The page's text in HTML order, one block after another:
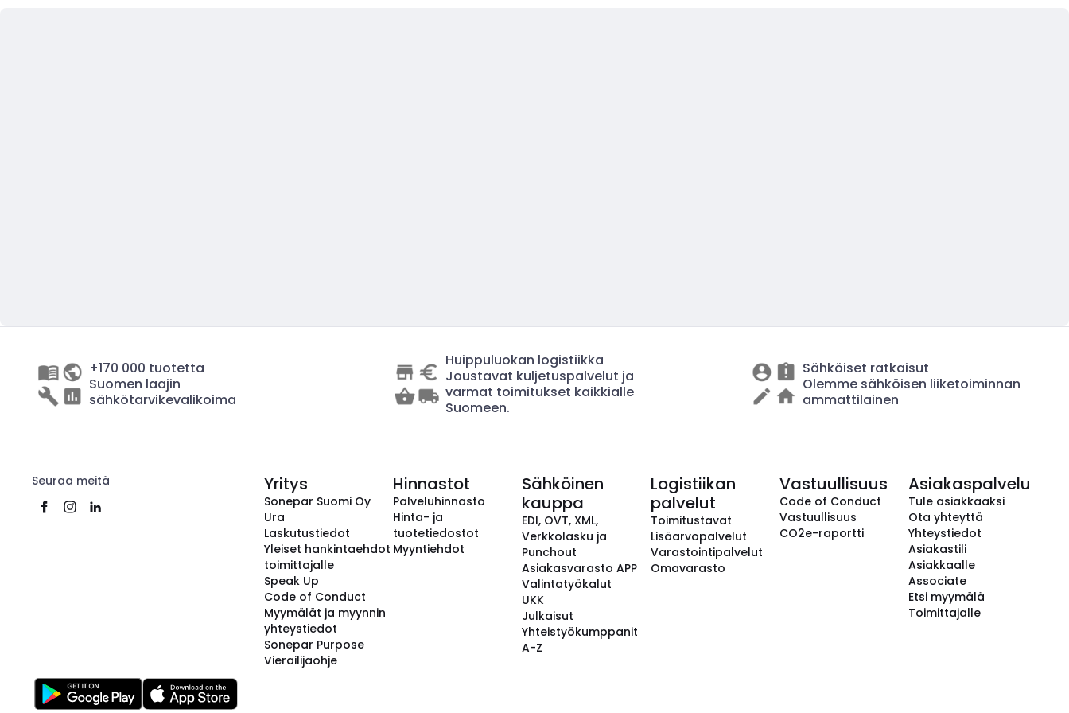
+170 000 tuotetta
Suomen laajin
sähkötarvikevalikoima
Huippuluokan logistiikka
Joustavat kuljetuspalvelut ja
varmat toimitukset kaikkialle
Suomeen.
Sähköiset ratkaisut
Olemme sähköisen liiketoiminnan
ammattilainen
Seuraa meitä Yritys
Sonepar Suomi Oy
Ura
Laskutustiedot
Yleiset hankintaehdot
toimittajalle
Speak Up
Code of Conduct
Myymälät ja myynnin
yhteystiedot
Sonepar Purpose
Vierailijaohje
Hinnastot
Palveluhinnasto
Hinta- ja
tuotetiedostot
Myyntiehdot
Sähköinen
kauppa
EDI, OVT, XML,
Verkkolasku ja
Punchout
Asiakasvarasto APP
Valintatyökalut
UKK
Julkaisut
Yhteistyökumppanit
A-Z
Logistiikan
palvelut
Toimitustavat
Lisäarvopalvelut
Varastointipalvelut
Omavarasto
Vastuullisuus
Code of Conduct
Vastuullisuus
CO2e-raportti
Asiakaspalvelu
Tule asiakkaaksi
Ota yhteyttä
Yhteystiedot
Asiakastili
Asiakkaalle
Associate
Etsi myymälä
Toimittajalle